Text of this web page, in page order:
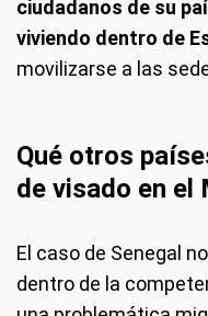
ciudadanos de su
viviendo dentro de
movilizarse a las
Qué otros
de visado en el
El caso de Senegal
dentro de la